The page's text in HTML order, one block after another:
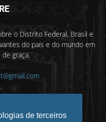
de terceiros
o Distrito Federal, Brasil e
do país e do mundo em
graça.